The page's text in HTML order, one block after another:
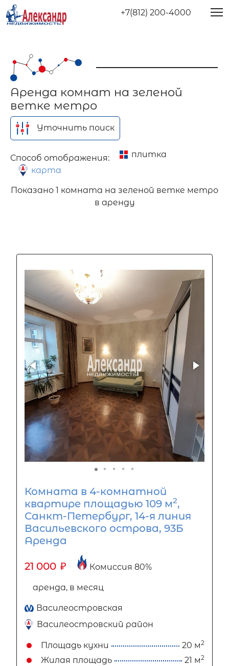
+7(812) 200-4000
Аренда комнат на зеленой
ветке метро
Уточнить поиск
Способ отображения:
плитка
карта
Показано 1 комната на зеленой ветке метро
в аренду
Комната в 4-комнатной
квартире площадью 109 м2,
Санкт-Петербург, 14-я линия
Васильевского острова, 93Б
Аренда
21 000 ₽ Комиссия 80%
аренда, в месяц
Василеостровская
Василеостровский район
Площадь кухни 20 м2
Жилая площадь 21 м2